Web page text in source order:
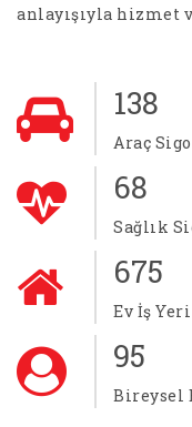
anlayışıyla hizmet
153
Araç
75
Sağlık
750
Ev İş
105